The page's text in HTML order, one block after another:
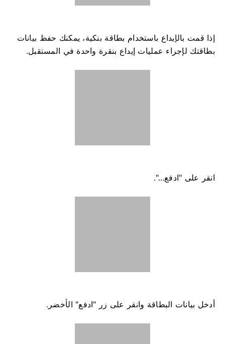
إذا قمت بالإيداع باستخدام بطاقة بنكية، يمكنك حفظ بيانات
بطاقتك لإجراء عمليات إيداع بنقرة واحدة في المستقبل.
انقر على "ادفع...".
أدخل بيانات البطاقة وانقر على زر "ادفع" الأخضر.